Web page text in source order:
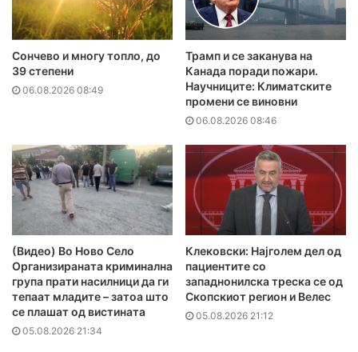
Сончево и многу топло, до
39 степени
06.08.2026 08:49
Трамп и се заканува на
Канада поради пожари.
Научниците: Климатските
промени се виновни
06.08.2026 08:46
(Видео) Во Ново Село
Организираната криминална
група прати насилници да ги
тепаат младите – затоа што
се плашат од вистината
05.08.2026 21:34
Клековски: Најголем дел од
пациентите сo
западнонилска треска се од
Скопскиот регион и Велес
05.08.2026 21:12